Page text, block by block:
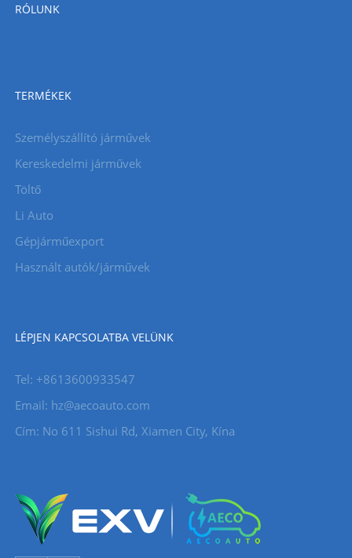
RÓLUNK
TERMÉKEK
Személyszállító járművek
Kereskedelmi járművek
Töltő
Li Auto
Gépjárműexport
Használt autók/járművek
LÉPJEN KAPCSOLATBA VELÜNK
Tel: +8613600933547
Email: hz@aecoauto.com
Cím: No 611 Sishui Rd, Xiamen City, Kína